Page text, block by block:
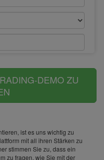
DEMO ZU
ist es uns wichtig zu
mit all ihren Stärken zu
stimmen Sie zu, dass ein
zu fragen, wie Sie mit der